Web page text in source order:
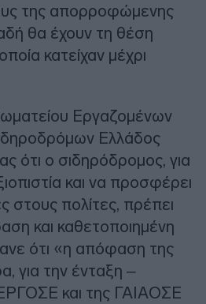
της απορροφώμενης
θα έχουν τη θέση
κατείχαν μέχρι
Εργαζομένων
Ελλάδος
ότι ο σιδηρόδρομος, για
και να προσφέρει
στους πολίτες, πρέπει
και καθετοποιημένη
ότι «η απόφαση της
για την ένταξη –
και της ΓΑΙΑΟΣΕ